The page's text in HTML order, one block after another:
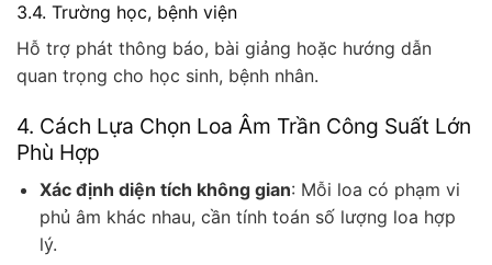
3.4. Trường học, bệnh viện
Hỗ trợ phát thông báo, bài giảng hoặc hướng dẫn
quan trọng cho học sinh, bệnh nhân.
4. Cách Lựa Chọn Loa Âm Trần Công Suất Lớn
Phù Hợp
Xác định diện tích không gian: Mỗi loa có phạm vi
phủ âm khác nhau, cần tính toán số lượng loa hợp
lý.